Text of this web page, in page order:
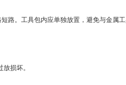
。工具包内应单独放置，避免与金属
损坏。